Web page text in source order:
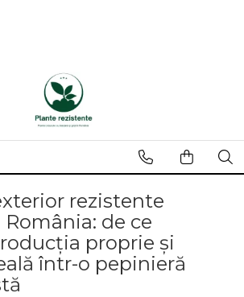
rezistente
de ce
proprie și
într-o pepinieră